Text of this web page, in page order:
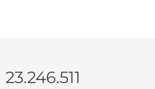
23.246.511